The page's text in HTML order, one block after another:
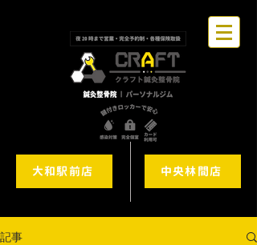
大和駅前店 中央林間店
記事